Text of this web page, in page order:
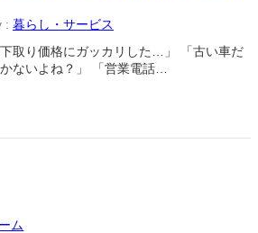
: 暮らし・サービス
下取り価格にガッカリした…」 「古い車だ
ないよね？」 「営業電話…
ム